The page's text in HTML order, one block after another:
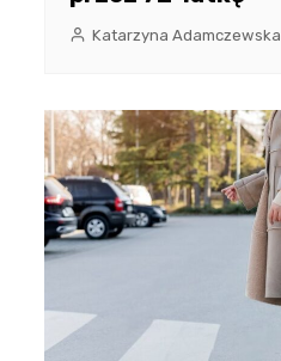
Katarzyna Adamczewska